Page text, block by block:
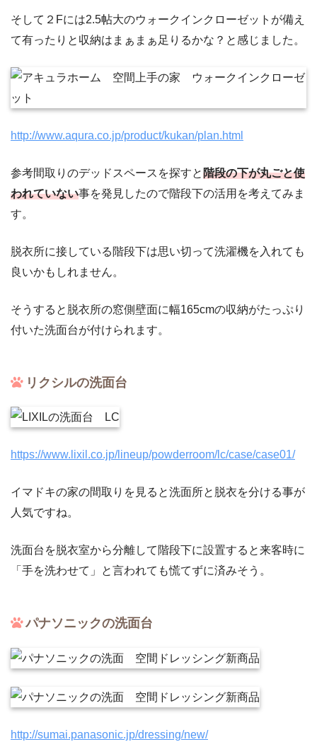
そして２Fには2.5帖大のウォークインクローゼットが備え
て有ったりと収納はまぁまぁ足りるかな？と感じました。
http://www.aqura.co.jp/product/kukan/plan.html
参考間取りのデッドスペースを探すと階段の下が丸ごと使
われていない事を発見したので階段下の活用を考えてみま
す。
脱衣所に接している階段下は思い切って洗濯機を入れても
良いかもしれません。
そうすると脱衣所の窓側壁面に幅165cmの収納がたっぷり
付いた洗面台が付けられます。
リクシルの洗面台
https://www.lixil.co.jp/lineup/powderroom/lc/case/case01/
イマドキの家の間取りを見ると洗面所と脱衣を分ける事が
人気ですね。
洗面台を脱衣室から分離して階段下に設置すると来客時に
「手を洗わせて」と言われても慌てずに済みそう。
パナソニックの洗面台
http://sumai.panasonic.jp/dressing/new/